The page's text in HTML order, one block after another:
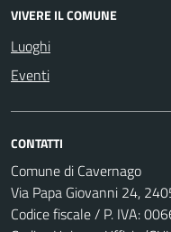
VIVERE IL COMUNE
Luoghi
Eventi
CONTATTI
Comune di Cavernago
Via Papa Giovanni 24,
Codice fiscale / P. IVA: